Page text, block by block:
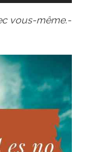
vous-même.-